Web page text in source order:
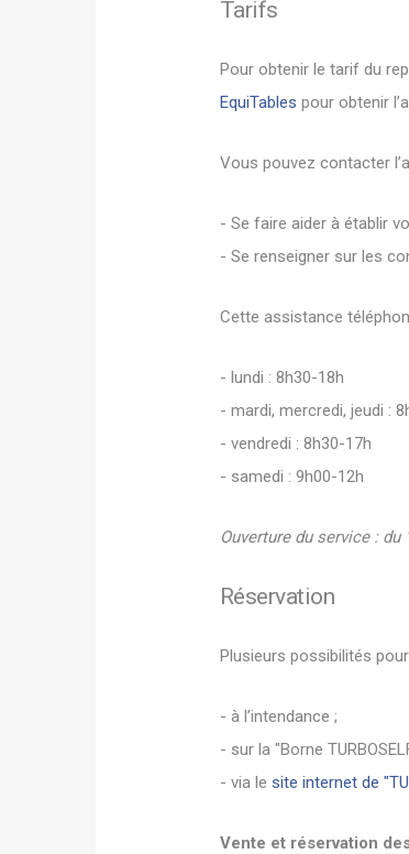
Tarifs
Pour obtenir le tarif du
EquiTables pour obtenir
Vous pouvez contacter
- Se faire aider à établir
- Se renseigner sur les
Cette assistance
- lundi : 8h30-18h
- mardi, mercredi, jeudi :
- vendredi : 8h30-17h
- samedi : 9h00-12h
Ouverture du service :
Réservation
Plusieurs possibilités
- à l’intendance ;
- sur la "Borne
- via le site internet de
Vente et réservation